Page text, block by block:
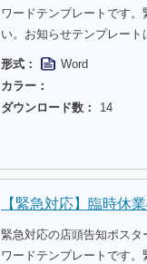
ワードテンプレートです
い。お知らせテンプレート
形式：
Word
カラー：
ダウンロード数：
14
【緊急対応】臨時休
緊急対応の店頭告知ポスタ
ワードテンプレートです